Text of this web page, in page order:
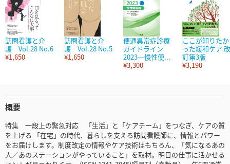
訪問看護と介
護 Vol.28 No.6
¥1,650
訪問看護と介
護 Vol.28 No.5
¥1,650
便通異常症診療
ガイドライン
2023―慢性便...
¥3,300
ここが知りたか
った緩和ケア 改
訂第3版
¥3,190
概要
特集 一段上の緊急対応 「生活」と「ケアチーム」をつなぎ、ケアの質
を上げる 「在宅」の時代、暮らしを支える訪問看護師に、情報とパワー
をお届けします。制度改定の情報やケア技術はもちろん、「気になるあの
人／あのステーションがやっていること」を取材。明日の仕事に活かせる